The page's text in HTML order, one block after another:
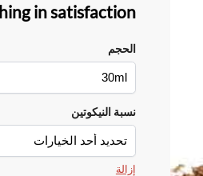
in satisfaction
الحجم
نسبة النيكوتين
إزالة